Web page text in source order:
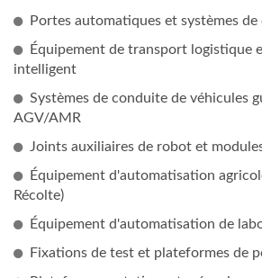
Portes automatiques et systèmes
Équipement de transport logistique
intelligent
Systèmes de conduite de véhicules
AGV/AMR
Joints auxiliaires de robot et
Équipement d'automatisation
Récolte)
Équipement d'automatisation de
Fixations de test et plateformes de